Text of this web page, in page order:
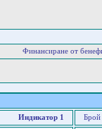
Финансиране от
Индикатор 1 Брой